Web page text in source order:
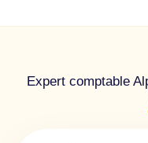
Expert comptable